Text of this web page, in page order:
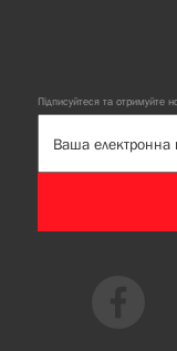
Підписуйтеся та отримуйте